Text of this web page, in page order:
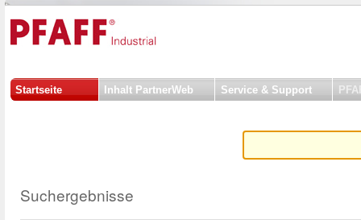
zum
Inhalt
zur
Navigation
Werkzeuge
Startseite Inhalt PartnerWeb Service & Support
Suchergebnisse